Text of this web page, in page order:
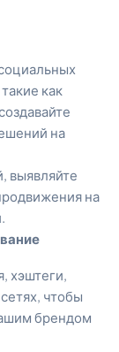
как
на
выявляйте
на
хэштеги,
чтобы
брендом